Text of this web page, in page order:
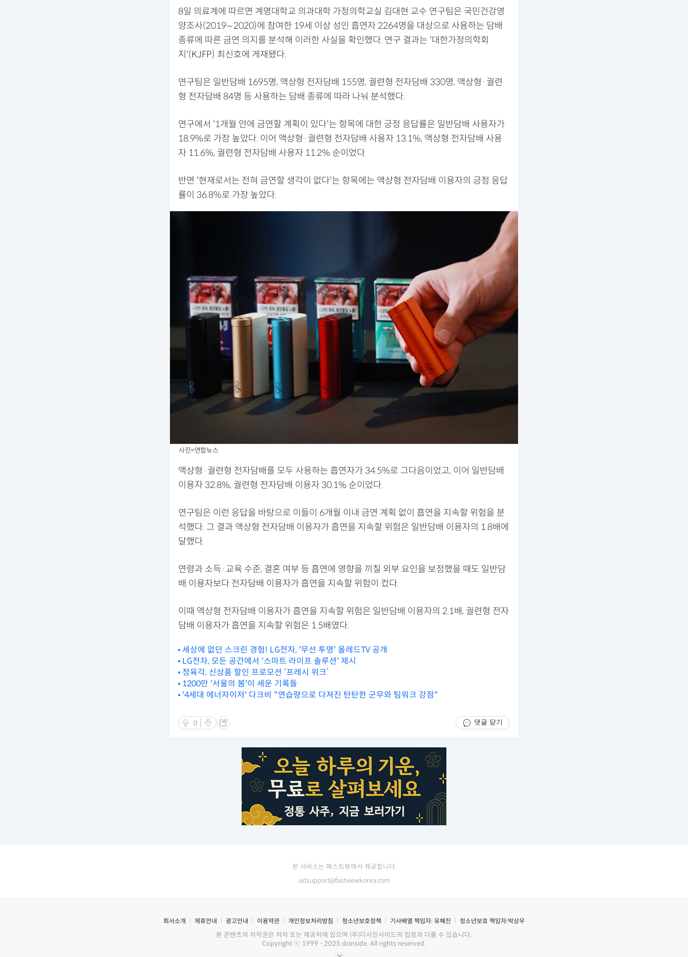
8일 의료계에 따르면 계명대학교 의과대학 가정의학교실 김대현 교수 연구팀은 국민건강영
양조사(2019∼2020)에 참여한 19세 이상 성인 흡연자 2264명을 대상으로 사용하는 담배
종류에 따른 금연 의지를 분석해 이러한 사실을 확인했다. 연구 결과는 '대한가정의학회
지'(KJFP) 최신호에 게재됐다.
연구팀은 일반담배 1695명, 액상형 전자담배 155명, 궐련형 전자담배 330명, 액상형·궐련
형 전자담배 84명 등 사용하는 담배 종류에 따라 나눠 분석했다.
연구에서 '1개월 안에 금연할 계획이 있다'는 항목에 대한 긍정 응답률은 일반담배 사용자가
18.9%로 가장 높았다. 이어 액상형·궐련형 전자담배 사용자 13.1%, 액상형 전자담배 사용
자 11.6%, 궐련형 전자담배 사용자 11.2% 순이었다.
반면 '현재로서는 전혀 금연할 생각이 없다'는 항목에는 액상형 전자담배 이용자의 긍정 응답
률이 36.8%로 가장 높았다.
사진=연합뉴스
액상형·궐련형 전자담배를 모두 사용하는 흡연자가 34.5%로 그다음이었고, 이어 일반담배
이용자 32.8%, 궐련형 전자담배 이용자 30.1% 순이었다.
연구팀은 이런 응답을 바탕으로 이들이 6개월 이내 금연 계획 없이 흡연을 지속할 위험을 분
석했다. 그 결과 액상형 전자담배 이용자가 흡연을 지속할 위험은 일반담배 이용자의 1.8배에
달했다.
연령과 소득·교육 수준, 결혼 여부 등 흡연에 영향을 끼칠 외부 요인을 보정했을 때도 일반담
배 이용자보다 전자담배 이용자가 흡연을 지속할 위험이 컸다.
이때 액상형 전자담배 이용자가 흡연을 지속할 위험은 일반담배 이용자의 2.1배, 궐련형 전자
담배 이용자가 흡연을 지속할 위험은 1.5배였다.
세상에 없던 스크린 경험! LG전자, '무선 투명' 올레드TV 공개
LG전자, 모든 공간에서 '스마트 라이프 솔루션' 제시
정육각, 신상품 할인 프로모션 ‘프레시 위크’
1200만 '서울의 봄'이 세운 기록들
'4세대 에너자이저' 다크비 "연습량으로 다져진 탄탄한 군무와 팀워크 강점"
0 댓글 닫기
본 서비스는 패스트뷰에서 제공합니다.
adsupport@fastviewkorea.com
회사소개 제휴안내 광고안내 이용약관 개인정보처리방침 청소년보호정책 기사배열 책임자: 유혜진 청소년보호 책임자:박상우
본 콘텐츠의 저작권은 저자 또는 제공처에 있으며 (주)디시인사이드의 입장과 다를 수 있습니다.
Copyright ⓒ 1999 - 2025 dcinside. All rights reserved.